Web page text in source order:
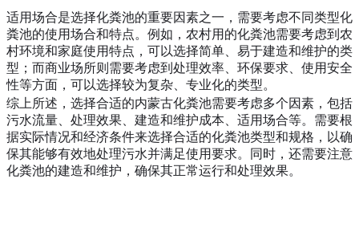
适用场合是选择化粪池的重要因素之一，需要考虑不同类型化
粪池的使用场合和特点。例如，农村用的化粪池需要考虑到农
村环境和家庭使用特点，可以选择简单、易于建造和维护的类
型；而商业场所则需要考虑到处理效率、环保要求、使用安全
性等方面，可以选择较为复杂、专业化的类型。
综上所述，选择合适的内蒙古化粪池需要考虑多个因素，包括
污水流量、处理效果、建造和维护成本、适用场合等。需要根
据实际情况和经济条件来选择合适的化粪池类型和规格，以确
保其能够有效地处理污水并满足使用要求。同时，还需要注意
化粪池的建造和维护，确保其正常运行和处理效果。